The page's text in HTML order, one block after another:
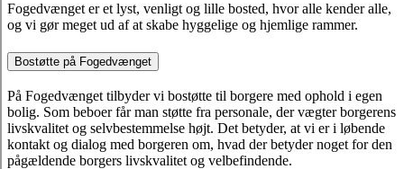
Fogedvænget er et lyst, venligt og lille bosted, hvor alle kender alle,
og vi gør meget ud af at skabe hyggelige og hjemlige rammer.
Bostøtte på Fogedvænget
På Fogedvænget tilbyder vi bostøtte til borgere med ophold i egen
bolig. Som beboer får man støtte fra personale, der vægter borgerens
livskvalitet og selvbestemmelse højt. Det betyder, at vi er i løbende
kontakt og dialog med borgeren om, hvad der betyder noget for den
pågældende borgers livskvalitet og velbefindende.